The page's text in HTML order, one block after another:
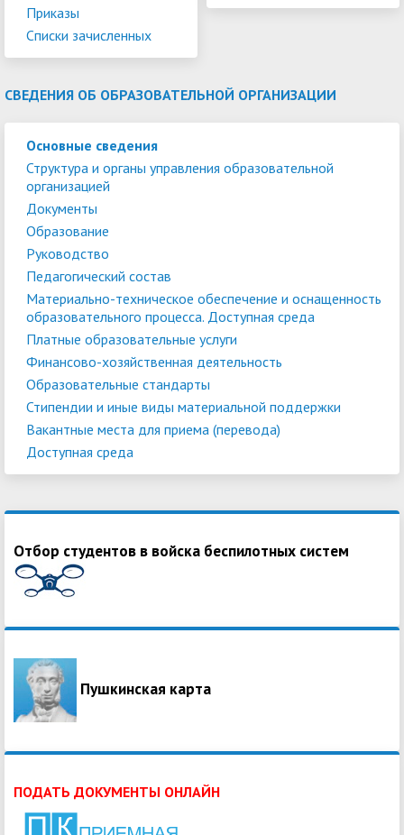
Приказы
Списки зачисленных
СВЕДЕНИЯ ОБ ОБРАЗОВАТЕЛЬНОЙ ОРГАНИЗАЦИИ
Основные сведения
Структура и органы управления образовательной
организацией
Документы
Образование
Руководство
Педагогический состав
Материально-техническое обеспечение и оснащенность
образовательного процесса. Доступная среда
Платные образовательные услуги
Финансово-хозяйственная деятельность
Образовательные стандарты
Стипендии и иные виды материальной поддержки
Вакантные места для приема (перевода)
Доступная среда
Отбор студентов в войска беспилотных систем
Пушкинская карта
ПОДАТЬ ДОКУМЕНТЫ ОНЛАЙН